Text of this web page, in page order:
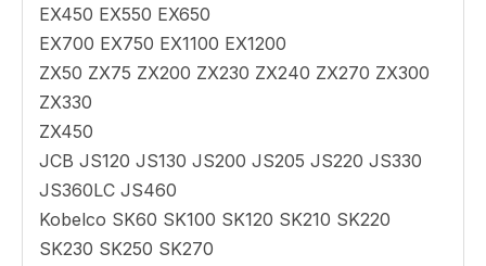
EX450 EX550 EX650
EX700 EX750 EX1100 EX1200
ZX50 ZX75 ZX200 ZX230 ZX240 ZX270 ZX300
ZX330
ZX450
JCB JS120 JS130 JS200 JS205 JS220 JS330
JS360LC JS460
Kobelco SK60 SK100 SK120 SK210 SK220
SK230 SK250 SK270